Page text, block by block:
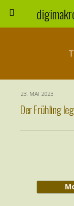
23. MAI 2023
Der Frühling